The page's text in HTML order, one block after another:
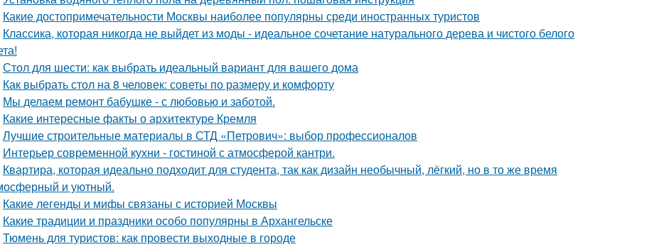
Какие достопримечательности Москвы наиболее популярны среди иностранных туристов
Классика, которая никогда не выйдет из моды - идеальное сочетание натурального дерева и чистого белого
Стол для шести: как выбрать идеальный вариант для вашего дома
Как выбрать стол на 8 человек: советы по размеру и комфорту
Мы делаем ремонт бабушке - с любовью и заботой.
Какие интересные факты о архитектуре Кремля
Лучшие строительные материалы в СТД «Петрович»: выбор профессионалов
Интерьер современной кухни - гостиной с атмосферой кантри.
Квартира, которая идеально подходит для студента, так как дизайн необычный, лёгкий, но в то же время
и уютный.
Какие легенды и мифы связаны с историей Москвы
Какие традиции и праздники особо популярны в Архангельске
Тюмень для туристов: как провести выходные в городе